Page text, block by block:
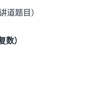
道题目）
数）